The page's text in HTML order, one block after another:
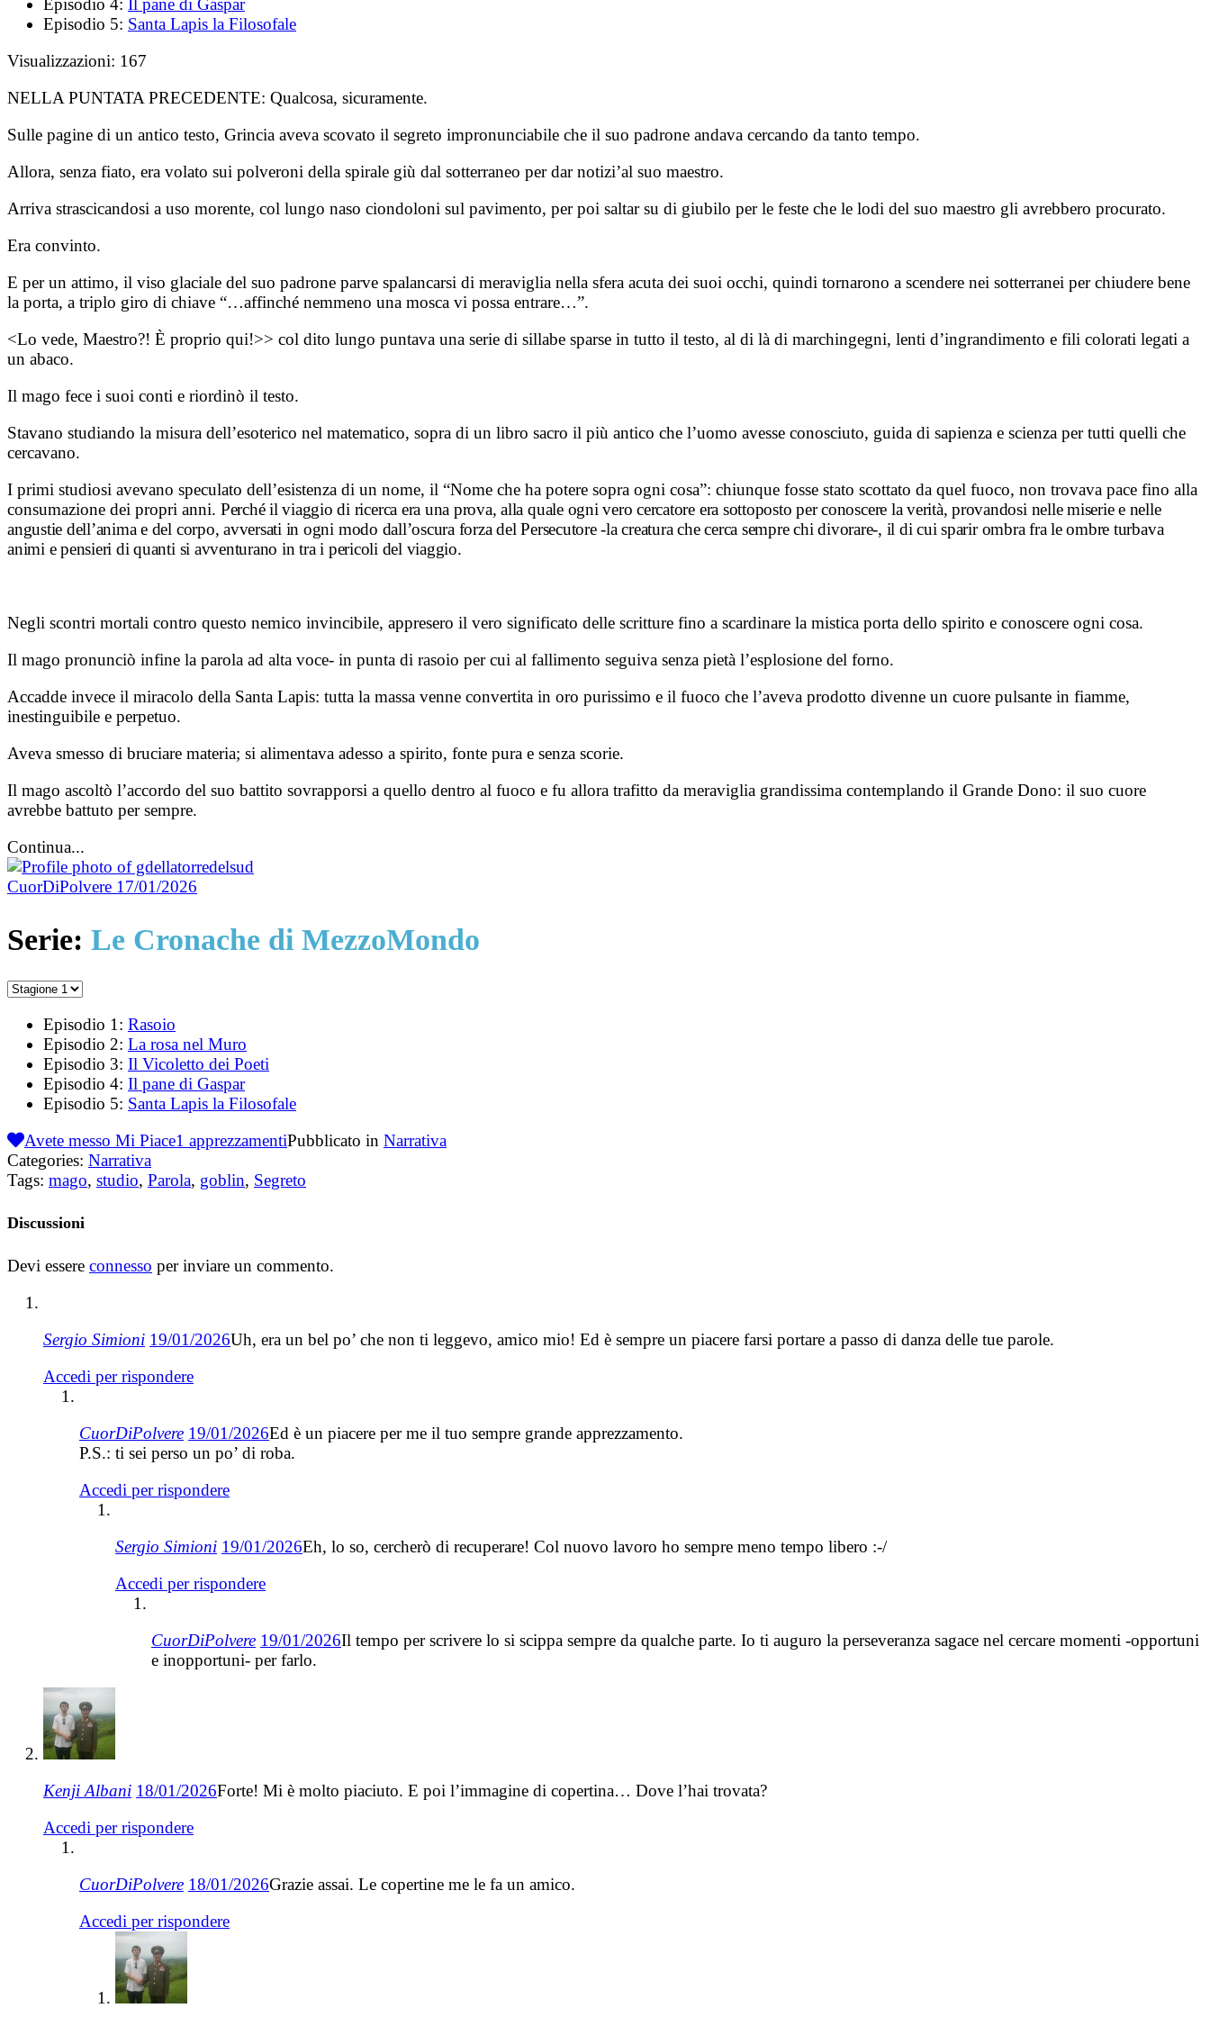
Episodio 5: Santa Lapis la Filosofale
Visualizzazioni: 167
NELLA PUNTATA PRECEDENTE: Qualcosa, sicuramente.
Sulle pagine di un antico testo, Grincia aveva scovato il segreto impronunciabile che il suo padrone andava cercando da tanto tempo.
Allora, senza fiato, era volato sui polveroni della spirale giù dal sotterraneo per dar notizi’al suo maestro.
Arriva strascicandosi a uso morente, col lungo naso ciondoloni sul pavimento, per poi saltar su di giubilo per le feste che le lodi del suo maestro gli avrebbero procurato.
Era convinto.
E per un attimo, il viso glaciale del suo padrone parve spalancarsi di meraviglia nella sfera acuta dei suoi occhi, quindi tornarono a scendere nei sotterranei per chiudere bene
la porta, a triplo giro di chiave “…affinché nemmeno una mosca vi possa entrare…”.
<Lo vede, Maestro?! È proprio qui!>> col dito lungo puntava una serie di sillabe sparse in tutto il testo, al di là di marchingegni, lenti d’ingrandimento e fili colorati legati a
un abaco.
Il mago fece i suoi conti e riordinò il testo.
Stavano studiando la misura dell’esoterico nel matematico, sopra di un libro sacro il più antico che l’uomo avesse conosciuto, guida di sapienza e scienza per tutti quelli che
cercavano.
I primi studiosi avevano speculato dell’esistenza di un nome, il “Nome che ha potere sopra ogni cosa”: chiunque fosse stato scottato da quel fuoco, non trovava pace fino alla
consumazione dei propri anni. Perché il viaggio di ricerca era una prova, alla quale ogni vero cercatore era sottoposto per conoscere la verità, provandosi nelle miserie e nelle
angustie dell’anima e del corpo, avversati in ogni modo dall’oscura forza del Persecutore -la creatura che cerca sempre chi divorare-, il di cui sparir ombra fra le ombre turbava
animi e pensieri di quanti si avventurano in tra i pericoli del viaggio.
Negli scontri mortali contro questo nemico invincibile, appresero il vero significato delle scritture fino a scardinare la mistica porta dello spirito e conoscere ogni cosa.
Il mago pronunciò infine la parola ad alta voce- in punta di rasoio per cui al fallimento seguiva senza pietà l’esplosione del forno.
Accadde invece il miracolo della Santa Lapis: tutta la massa venne convertita in oro purissimo e il fuoco che l’aveva prodotto divenne un cuore pulsante in fiamme,
inestinguibile e perpetuo.
Aveva smesso di bruciare materia; si alimentava adesso a spirito, fonte pura e senza scorie.
Il mago ascoltò l’accordo del suo battito sovrapporsi a quello dentro al fuoco e fu allora trafitto da meraviglia grandissima contemplando il Grande Dono: il suo cuore
avrebbe battuto per sempre.
Continua...
CuorDiPolvere 17/01/2026
Serie: Le Cronache di MezzoMondo
Episodio 1: Rasoio
Episodio 2: La rosa nel Muro
Episodio 3: Il Vicoletto dei Poeti
Episodio 4: Il pane di Gaspar
Episodio 5: Santa Lapis la Filosofale
Avete messo Mi Piace1 apprezzamentiPubblicato in Narrativa
Categories: Narrativa
Tags: mago, studio, Parola, goblin, Segreto
Discussioni
Devi essere connesso per inviare un commento.
Sergio Simioni 19/01/2026Uh, era un bel po’ che non ti leggevo, amico mio! Ed è sempre un piacere farsi portare a passo di danza delle tue parole.
Accedi per rispondere
CuorDiPolvere 19/01/2026Ed è un piacere per me il tuo sempre grande apprezzamento.
P.S.: ti sei perso un po’ di roba.
Accedi per rispondere
Sergio Simioni 19/01/2026Eh, lo so, cercherò di recuperare! Col nuovo lavoro ho sempre meno tempo libero :-/
Accedi per rispondere
CuorDiPolvere 19/01/2026Il tempo per scrivere lo si scippa sempre da qualche parte. Io ti auguro la perseveranza sagace nel cercare momenti -opportuni
e inopportuni- per farlo.
Kenji Albani 18/01/2026Forte! Mi è molto piaciuto. E poi l’immagine di copertina… Dove l’hai trovata?
Accedi per rispondere
CuorDiPolvere 18/01/2026Grazie assai. Le copertine me le fa un amico.
Accedi per rispondere